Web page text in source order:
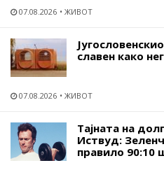
07.08.2026 ЖИВОТ
славен како
07.08.2026 ЖИВОТ
Тајната на
Иствуд:
правило 90:10